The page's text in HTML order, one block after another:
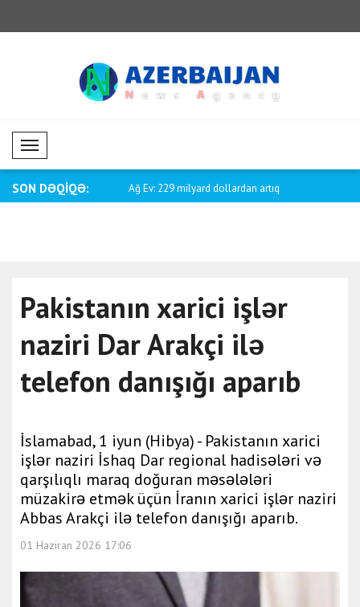
Mobil Menü
SON DƏQİQƏ:
xarici işlər naziri Ağ Ev: 229 milyard dollardan artıq
Pakistanın xarici işlər
naziri Dar Arakçi ilə
telefon danışığı aparıb
İslamabad, 1 iyun (Hibya) - Pakistanın xarici
işlər naziri İshaq Dar regional hadisələri və
qarşılıqlı maraq doğuran məsələləri
müzakirə etmək üçün İranın xarici işlər naziri
Abbas Arakçi ilə telefon danışığı aparıb.
01 Haziran 2026 17:06